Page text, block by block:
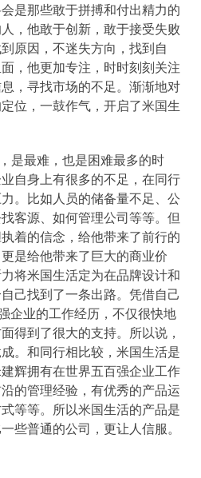
是那些敢于拼搏和付出精力的
，他敢于创新，敢于接受失败
原因，不迷失方向，找到自
，他更加专注，时时刻刻关注
，寻找市场的不足。渐渐地对
位，一鼓作气，开启了米国生
是最难，也是困难最多的时
自身上有很多的不足，在同行
。比如人员的储备量不足、公
客源、如何管理公司等等。但
着的信念，给他带来了前行的
是给他带来了巨大的商业价
将米国生活定为在品牌设计和
己找到了一条出路。凭借自己
企业的工作经历，不仅很快地
得到了很大的支持。所以说，
。和同行相比较，米国生活是
辉拥有在世界五百强企业工作
的管理经验，有优秀的产品运
等等。所以米国生活的产品是
些普通的公司，更让人信服。